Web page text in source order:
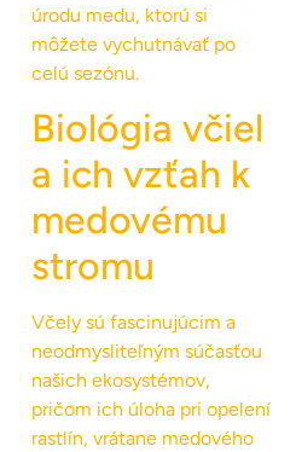
úrodu medu, ktorú si
môžete vychutnávať po
celú sezónu.
Biológia včiel
a ich vzťah k
medovému
stromu
Včely sú fascinujúcim a
neodmysliteľným súčasťou
našich ekosystémov,
pričom ich úloha pri opelení
rastlín, vrátane medového